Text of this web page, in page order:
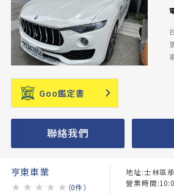
Goo鑑定書
聯絡我們
亨東車業
★ ★ ★ ★ ★ （0件）
地址:士林區
營業時間